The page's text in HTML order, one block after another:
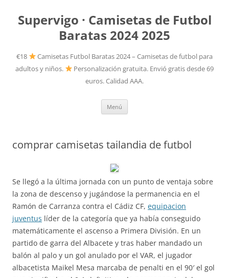
Supervigo · Camisetas de Futbol
Baratas 2024 2025
€18
Camisetas Futbol Baratas 2024 – Camisetas de futbol para
adultos y niños.
Personalización gratuita. Envió gratis desde 69
euros. Calidad AAA.
Menú
comprar camisetas tailandia de futbol
Se llegó a la última jornada con un punto de ventaja sobre
la zona de descenso y jugándose la permanencia en el
Ramón de Carranza contra el Cádiz CF, equipacion
juventus líder de la categoría que ya había conseguido
matemáticamente el ascenso a Primera División. En un
partido de garra del Albacete y tras haber mandado un
balón al palo y un gol anulado por el VAR, el jugador
albacetista Maikel Mesa marcaba de penalti en el 90′ el gol